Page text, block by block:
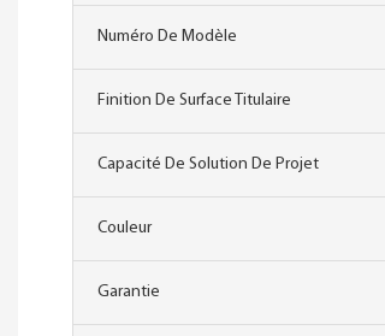
Numéro De Modèle
Finition De Surface Titulaire
Capacité De Solution De Projet
Couleur
Garantie